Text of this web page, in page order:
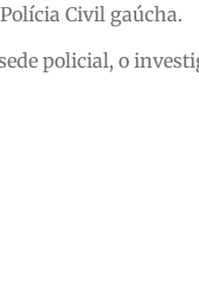
Civil gaúcha.
policial, o